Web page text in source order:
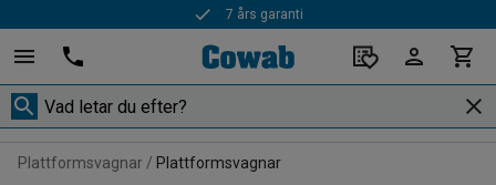
7 års garanti
Plattformsvagnar
Plattformsvagnar